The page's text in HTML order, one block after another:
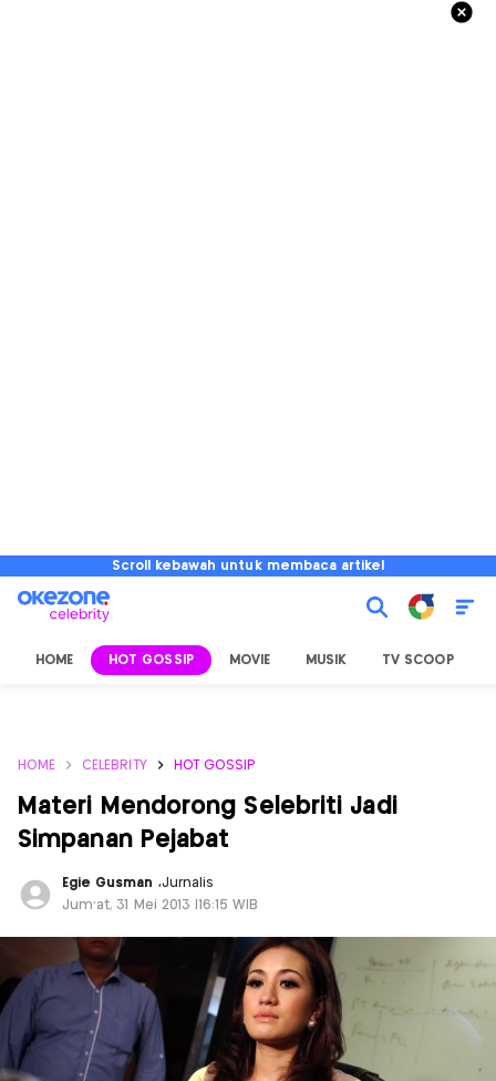
Scroll kebawah untuk membaca artikel
HOME HOT GOSSIP MOVIE MUSIK TV SCOOP
HOME CELEBRITY HOT GOSSIP
Materi Mendorong Selebriti Jadi
Simpanan Pejabat
Egie Gusman ,Jurnalis
Jum'at, 31 Mei 2013 |16:15 WIB